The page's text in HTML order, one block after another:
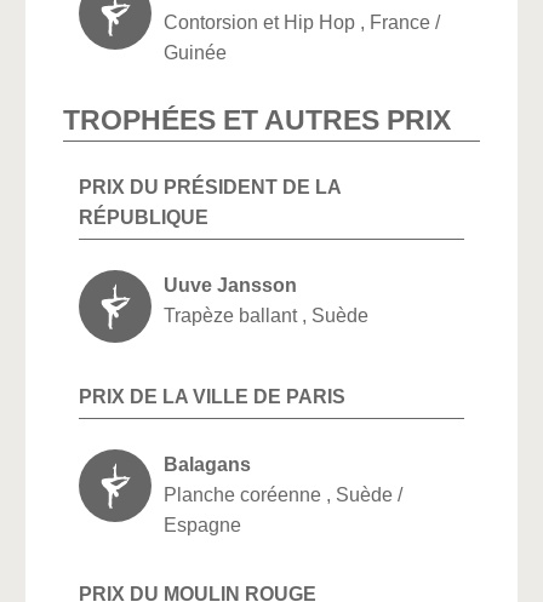
Contorsion et Hip Hop , France /
Guinée
TROPHÉES ET AUTRES PRIX
PRIX DU PRÉSIDENT DE LA
RÉPUBLIQUE
Uuve Jansson
Trapèze ballant , Suède
PRIX DE LA VILLE DE PARIS
Balagans
Planche coréenne , Suède /
Espagne
PRIX DU MOULIN ROUGE